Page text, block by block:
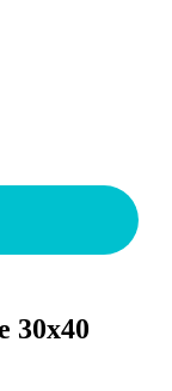
30х40